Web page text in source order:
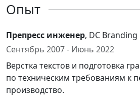
Опыт
Препресс инженер, DC Branding
Сентябрь 2007 - Июнь 2022
Верстка текстов и подготовка
по техническим требованиям к
производство.